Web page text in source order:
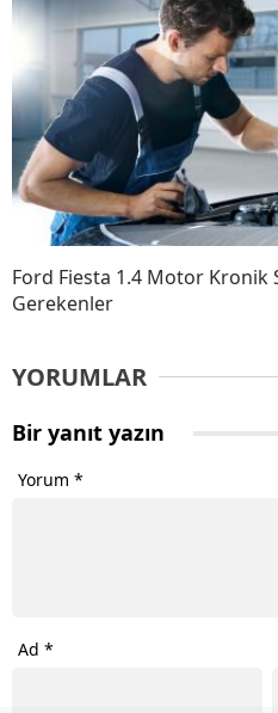
Ford Fiesta 1.4 Motor Kronik
Gerekenler
YORUMLAR
Bir yanıt yazın
Yorum *
Ad *